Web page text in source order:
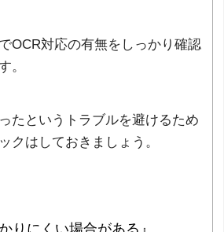
OCR対応の有無をしっかり確認
。
たというトラブルを避けるため
クはしておきましょう。